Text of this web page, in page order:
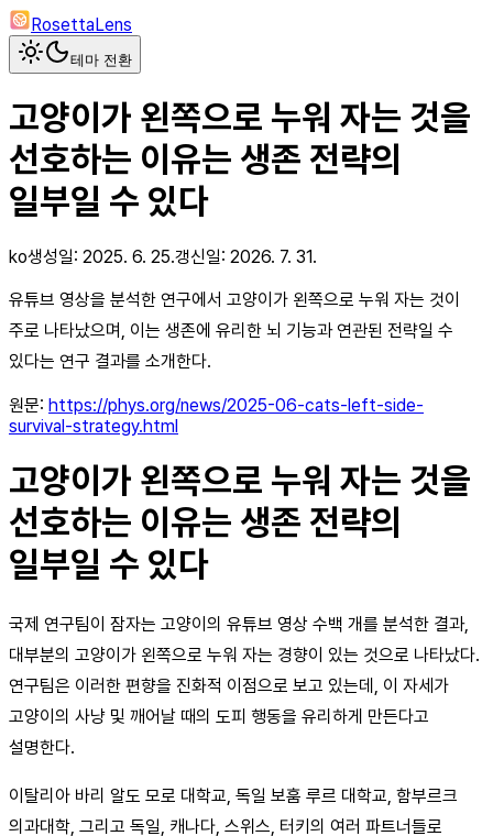
RosettaLens
테마 전환
고양이가 왼쪽으로 누워 자는 것을
선호하는 이유는 생존 전략의
일부일 수 있다
ko생성일: 2025. 6. 25.갱신일: 2026. 7. 31.
유튜브 영상을 분석한 연구에서 고양이가 왼쪽으로 누워 자는 것이
주로 나타났으며, 이는 생존에 유리한 뇌 기능과 연관된 전략일 수
있다는 연구 결과를 소개한다.
원문: https://phys.org/news/2025-06-cats-left-side-
survival-strategy.html
고양이가 왼쪽으로 누워 자는 것을
선호하는 이유는 생존 전략의
일부일 수 있다
국제 연구팀이 잠자는 고양이의 유튜브 영상 수백 개를 분석한 결과,
대부분의 고양이가 왼쪽으로 누워 자는 경향이 있는 것으로 나타났다.
연구팀은 이러한 편향을 진화적 이점으로 보고 있는데, 이 자세가
고양이의 사냥 및 깨어날 때의 도피 행동을 유리하게 만든다고
설명한다.
이탈리아 바리 알도 모로 대학교, 독일 보훔 루르 대학교, 함부르크
의과대학, 그리고 독일, 캐나다, 스위스, 터키의 여러 파트너들로